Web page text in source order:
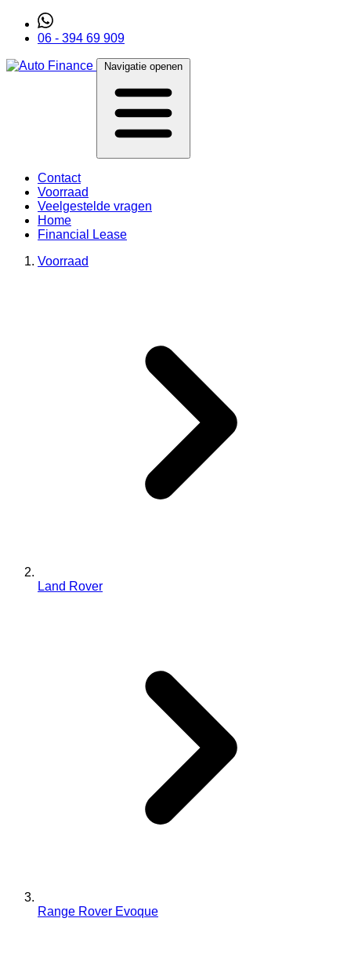
06 - 394 69 909
Navigatie openen
Contact
Voorraad
Veelgestelde vragen
Home
Financial Lease
Voorraad
Land Rover
Range Rover Evoque